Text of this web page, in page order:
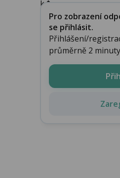
k�...
Pro zobrazení
se přihlásit.
Přihlášení/
průměrně 2